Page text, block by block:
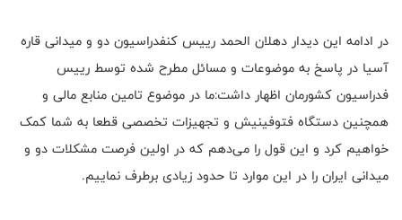
در ادامه این دیدار دهلان الحمد رییس کنفدراسیون دو و میدانی قاره
آسیا در پاسخ به موضوعات و مسائل مطرح شده توسط رییس
فدراسیون کشورمان اظهار داشت:ما در موضوع تامین منابع مالی و
همچنین دستگاه فتوفینیش و تجهیزات تخصصی قطعا به شما کمک
خواهیم کرد و این قول را می‌دهم که در اولین فرصت مشکلات دو و
میدانی ایران را در این موارد تا حدود زیادی برطرف نماییم.